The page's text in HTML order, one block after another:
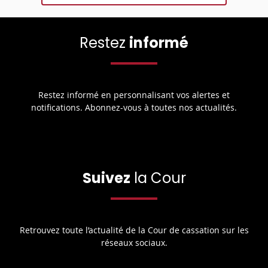
Restez informé
Restez informé en personnalisant vos alertes et
notifications. Abonnez-vous à toutes nos actualités.
Suivez la Cour
Retrouvez toute l’actualité de la Cour de cassation sur les
réseaux sociaux.